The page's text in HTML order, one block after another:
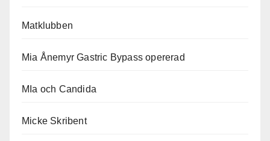
Matklubben
Mia Ånemyr Gastric Bypass opererad
MIa och Candida
Micke Skribent